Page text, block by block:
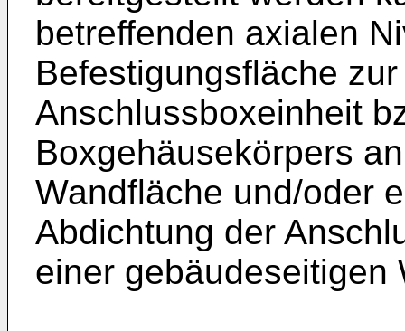
betreffenden axialen
Befestigungsfläche
Anschlussboxeinheit
Boxgehäusekörpers
Wandfläche und/oder
Abdichtung der
einer gebäudeseitigen